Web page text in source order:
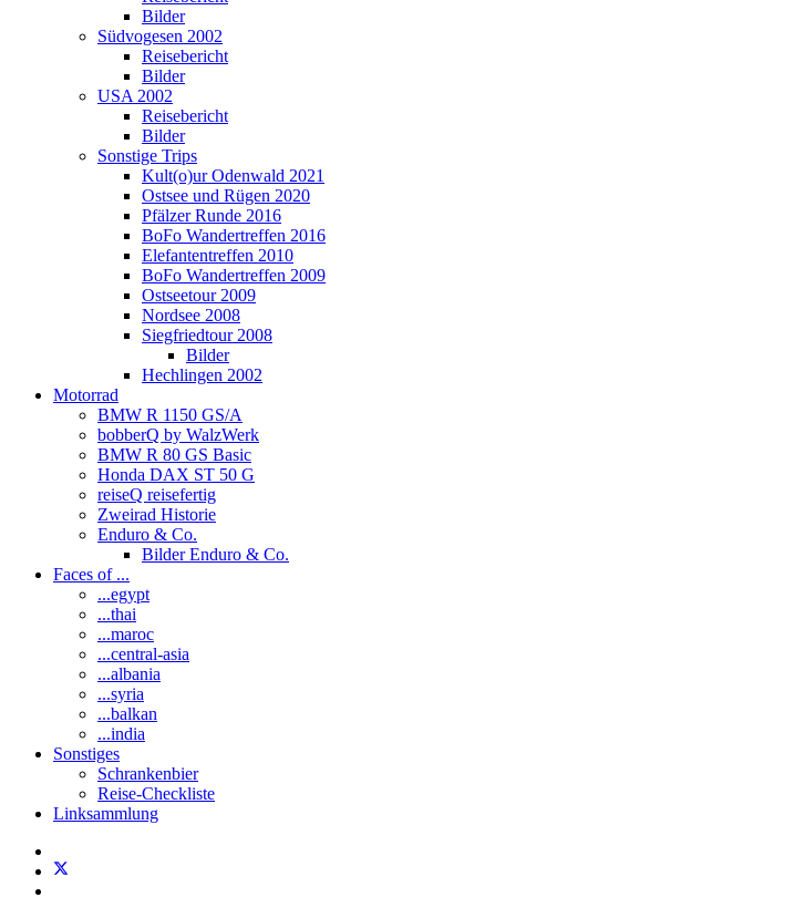
Bilder
Südvogesen 2002
Reisebericht
Bilder
USA 2002
Reisebericht
Bilder
Sonstige Trips
Kult(o)ur Odenwald 2021
Ostsee und Rügen 2020
Pfälzer Runde 2016
BoFo Wandertreffen 2016
Elefantentreffen 2010
BoFo Wandertreffen 2009
Ostseetour 2009
Nordsee 2008
Siegfriedtour 2008
Bilder
Hechlingen 2002
Motorrad
BMW R 1150 GS/A
bobberQ by WalzWerk
BMW R 80 GS Basic
Honda DAX ST 50 G
reiseQ reisefertig
Zweirad Historie
Enduro & Co.
Bilder Enduro & Co.
Faces of ...
...egypt
...thai
...maroc
...central-asia
...albania
...syria
...balkan
...india
Sonstiges
Schrankenbier
Reise-Checkliste
Linksammlung